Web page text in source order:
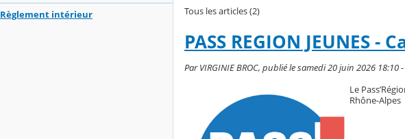
Règlement intérieur
Tous les articles (2)
PASS REGION JEUNES -
Par VIRGINIE BROC, publié le samedi 20 juin 2026
Le
Rhône-Alpes